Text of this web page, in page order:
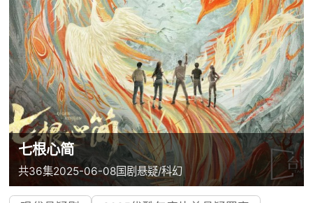
七根心简
共36集2025-06-08国剧悬疑/科幻